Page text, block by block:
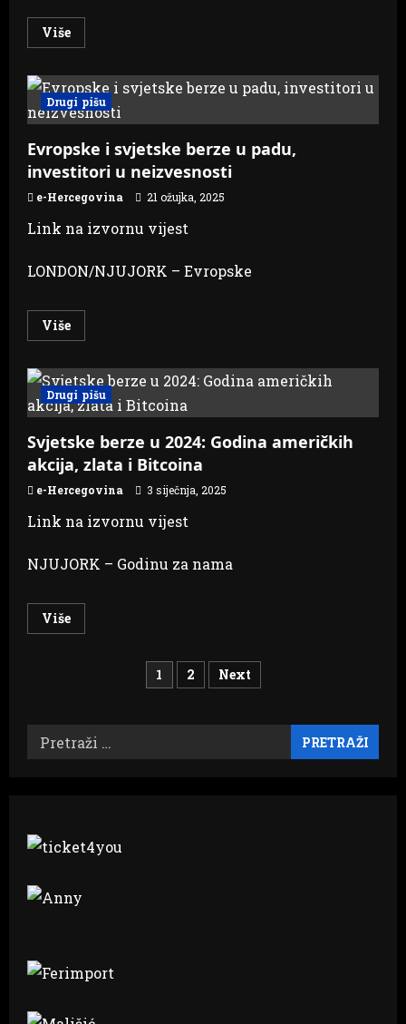
VišeRead
more
ide
na
berzu
po
50
miliona
KM
Drugi pišu
Evropske i svjetske berze u padu,
investitori u neizvesnosti
e-Hercegovina 21 ožujka, 2025
Link na izvornu vijest
LONDON/NJUJORK – Evropske
VišeRead
more
i
svjetske
berze
u
investitori
u
neizvesnosti
Drugi pišu
Svjetske berze u 2024: Godina američkih
akcija, zlata i Bitcoina
e-Hercegovina 3 siječnja, 2025
Link na izvornu vijest
NJUJORK – Godinu za nama
VišeRead
more
zlata
i
Brojevi
stranica
objava
1 2 Next
Pretraži: